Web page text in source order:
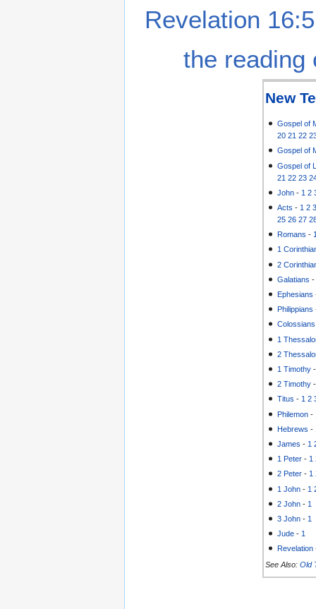
Revelation
the reading
New
Gospel of
20 21 22
Gospel of
Gospel of
21 22 23
John - 1 2
Acts - 1 2
25 26 27
Romans -
1
2
Galatians
Ephesians
Philippians
Colossians
1
2
1 Timothy
2 Timothy
Titus -1 2
Philemon -
Hebrews -
James - 1
1 Peter - 1
2 Peter -1
1 John - 1
2 John - 1
3 John - 1
Jude - 1
Revelation
See Also: Old